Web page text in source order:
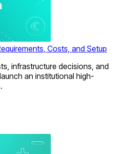
Costs, and Setup
infrastructure decisions, and
an institutional high-